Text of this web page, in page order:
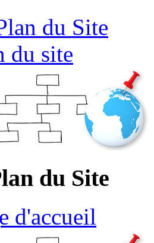
du Site
du site
du Site
d'accueil